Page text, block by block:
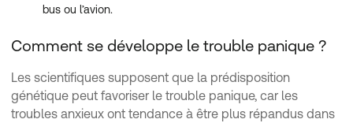
bus ou l’avion.
Comment se développe le trouble panique ?
Les scientifiques supposent que la prédisposition
génétique peut favoriser le trouble panique, car les
troubles anxieux ont tendance à être plus répandus dans